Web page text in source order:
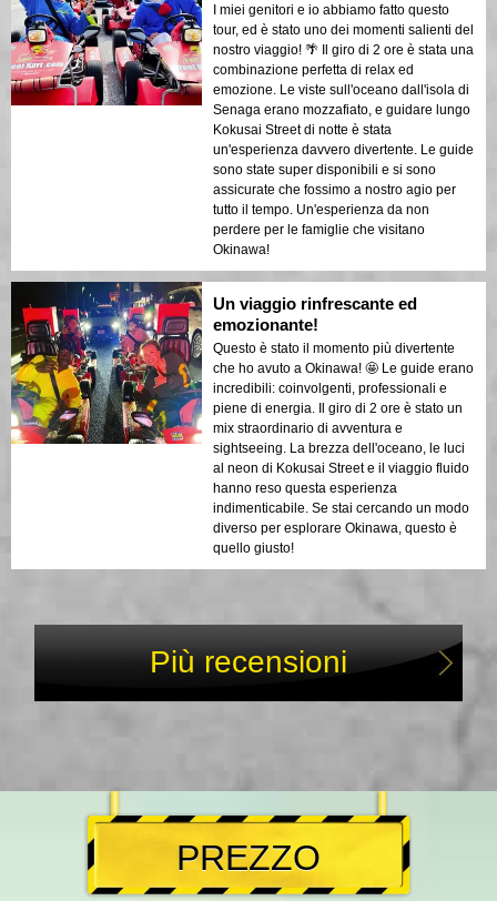
I miei genitori e io abbiamo fatto questo
tour, ed è stato uno dei momenti salienti del
nostro viaggio! 🌴 Il giro di 2 ore è stata una
combinazione perfetta di relax ed
emozione. Le viste sull'oceano dall'isola di
Senaga erano mozzafiato, e guidare lungo
Kokusai Street di notte è stata
un'esperienza davvero divertente. Le guide
sono state super disponibili e si sono
assicurate che fossimo a nostro agio per
tutto il tempo. Un'esperienza da non
perdere per le famiglie che visitano
Okinawa!
Un viaggio rinfrescante ed
emozionante!
Questo è stato il momento più divertente
che ho avuto a Okinawa! 🤩 Le guide erano
incredibili: coinvolgenti, professionali e
piene di energia. Il giro di 2 ore è stato un
mix straordinario di avventura e
sightseeing. La brezza dell'oceano, le luci
al neon di Kokusai Street e il viaggio fluido
hanno reso questa esperienza
indimenticabile. Se stai cercando un modo
diverso per esplorare Okinawa, questo è
quello giusto!
Più recensioni
PREZZO